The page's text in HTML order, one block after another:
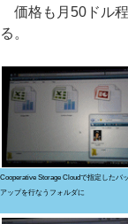
価格も月50ドル
る。
Cooperative Storage Cloudで指定したバ
アップを行なうフォルダに